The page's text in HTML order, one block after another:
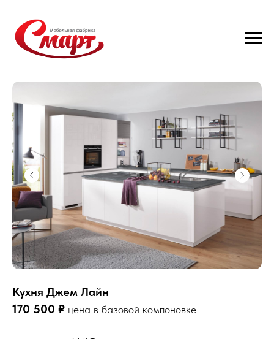
Кухня Джем Лайн
170 500 ₽ цена в базовой компоновке